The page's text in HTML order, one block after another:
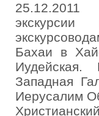
25.12.2011
Бахаи в
Западная
Иерусалим